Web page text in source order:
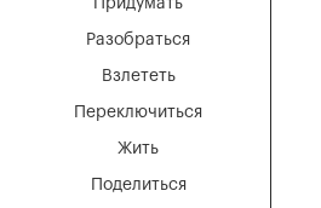
Разобраться
Взлететь
Переключиться
Жить
Поделиться